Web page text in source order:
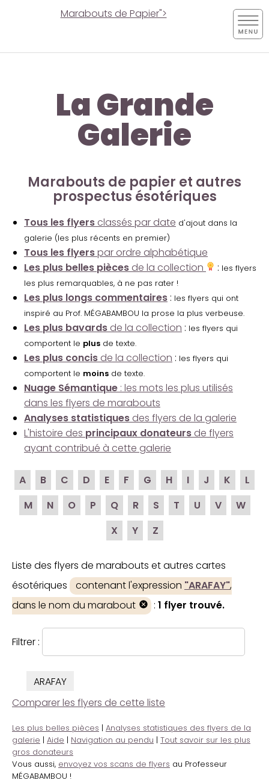
Marabouts de Papier">
La Grande
Galerie
Marabouts de papier et autres
prospectus ésotériques
Tous les flyers classés par date d'ajout dans la
galerie (les plus récents en premier)
Tous les flyerspar ordre alphabétique
Les plus belles pièces de la collection : les flyers
les plus remarquables, à ne pas rater !
Les plus longs commentaires : les flyers qui ont
inspiré au Prof. MÉGABAMBOU la prose la plus verbeuse.
Les plus bavards de la collection : les flyers qui
comportent le plus de texte.
Les plus concis de la collection : les flyers qui
comportent le moins de texte.
Nuage Sémantique : les mots les plus utilisés
dans les flyers de marabouts
Analyses statistiques des flyers de la galerie
L'histoire des principaux donateurs de flyers
ayant contribué à cette galerie
A B C D E F G H I J K
L
M
N O P Q R S T U V
W
X
Y Z
Liste des flyers de marabouts et autres cartes
ésotériques
contenant l'expression "ARAFAY",
dans le nom du marabout
: 1 flyer trouvé.
Filtrer :
ARAFAY
Comparer les flyers de cette liste
Les plus belles pièces | Analyses statistiques des flyers de la
galerie | Aide | Navigation au pendu | Tout savoir sur les plus
gros donateurs
Vous aussi, envoyez vos scans de flyers au Professeur
MÉGABAMBOU !